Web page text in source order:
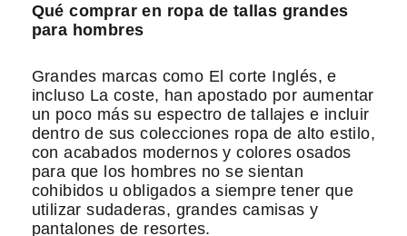
Qué comprar en ropa de tallas grandes
para hombres
Grandes marcas como El corte Inglés, e
incluso La coste, han apostado por aumentar
un poco más su espectro de tallajes e incluir
dentro de sus colecciones ropa de alto estilo,
con acabados modernos y colores osados
para que los hombres no se sientan
cohibidos u obligados a siempre tener que
utilizar sudaderas, grandes camisas y
pantalones de resortes.